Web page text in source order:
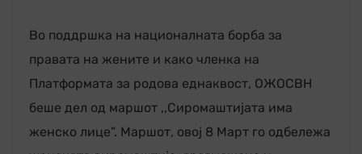
Во поддршка на националната борба за
правата на жените и како членка на
Платформата за родова еднаквост, ОЖОСВН
беше дел од маршот ,,Сиромаштијата има
женско лице”. Маршот, овој 8 Март го одбележа